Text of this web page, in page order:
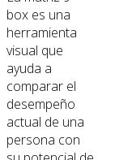
box es una
herramienta
visual que
ayuda a
comparar el
desempeño
actual de una
persona con